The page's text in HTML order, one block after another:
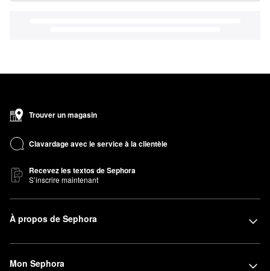
Trouver un magasin
Clavardage avec le service à la clientèle
Recevez les textos de Sephora
S’inscrire maintenant
À propos de Sephora
Mon Sephora